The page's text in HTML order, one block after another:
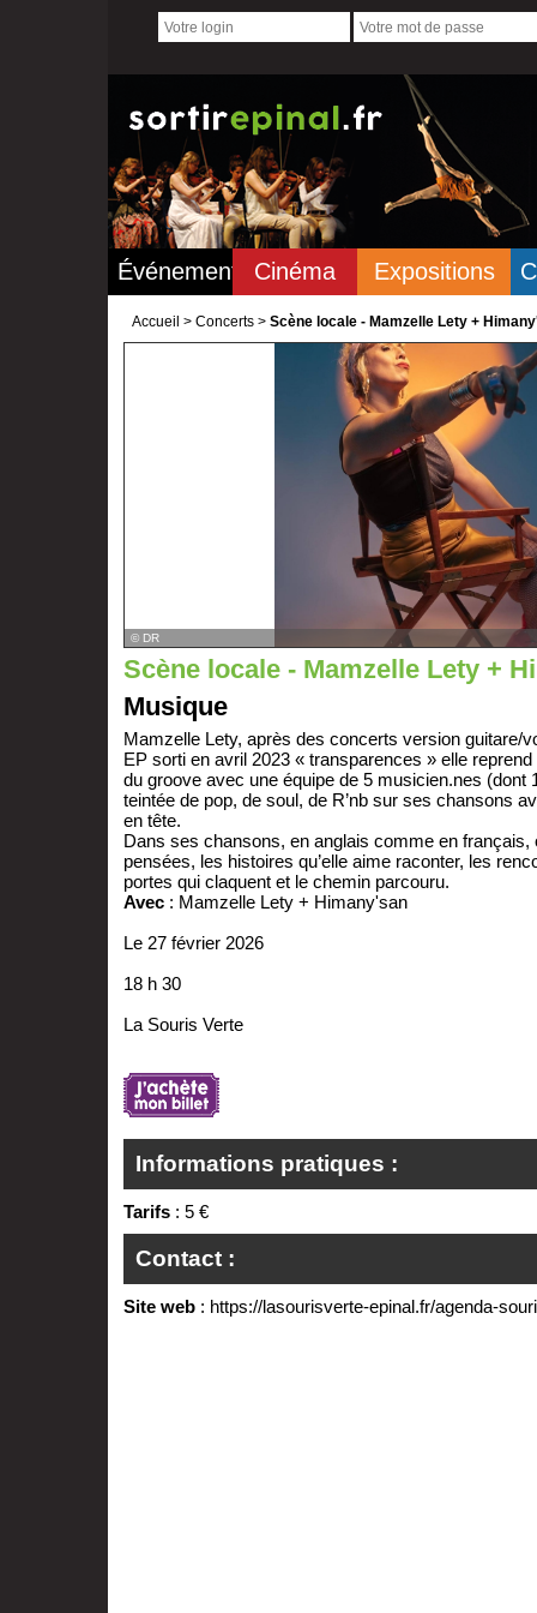
Événements Cinéma Expositions
Accueil > Concerts > Scène locale - Mamzelle Lety +
© DR
Scène locale - Mamzelle Lety +
Musique
Mamzelle Lety, après des concerts version guitare/
EP sorti en avril 2023 « transparences » elle
du groove avec une équipe de 5 musicien.nes (dont
teintée de pop, de soul, de R’nb sur ses chansons
en tête.
Dans ses chansons, en anglais comme en français,
pensées, les histoires qu’elle aime raconter, les
portes qui claquent et le chemin parcouru.
Avec : Mamzelle Lety + Himany'san
Le 27 février 2026
18 h 30
La Souris Verte
Informations pratiques :
Tarifs: 5 €
Contact :
Site web : https://lasourisverte-epinal.fr/agenda-